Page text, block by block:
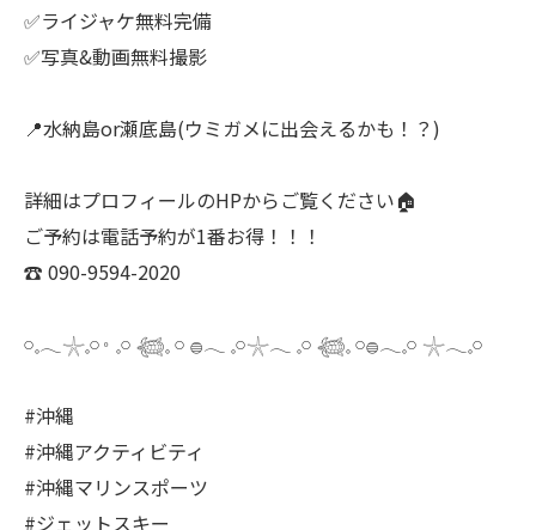
✅ライジャケ無料完備
✅写真&動画無料撮影
📍水納島or瀬底島(ウミガメに出会えるかも！？)
詳細はプロフィールのHPからご覧ください🏠
ご予約は電話予約が1番お得！！！
☎️ 090-9594-2020
𓏸𓈒𓂃𓇼𓈒𓏸𐬹 𓈒𓏸 𓆉𓈒 𓏸 𓐍𓂃 𓈒𓏸𓇼𓂃 𓈒𓏸 𓆉𓈒 𓏸𓐍𓂃𓈒𓏸 𓇼𓂃𓈒𓏸
#沖縄
#沖縄アクティビティ
#沖縄マリンスポーツ
#ジェットスキー